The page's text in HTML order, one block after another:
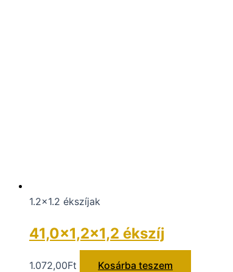
1.2x1.2 ékszíjak
41,0×1,2×1,2 ékszíj
1.072,00Ft Kosárba teszem